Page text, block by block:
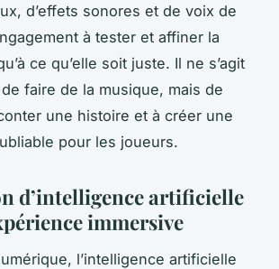
d’effets sonores et de voix de
à tester et affiner la
ce qu’elle soit juste. Il ne s’agit
faire de la musique, mais de
une histoire et à créer une
pour les joueurs.
d’intelligence artificielle
immersive
l’intelligence artificielle